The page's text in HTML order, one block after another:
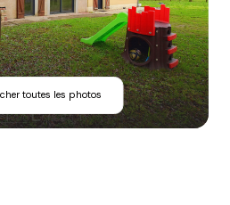
toutes les photos